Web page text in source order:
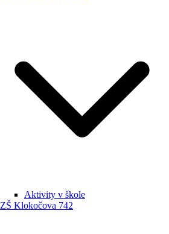
Aktivity v škole
ZŠ Klokočova 742